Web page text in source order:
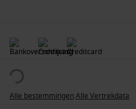
Alle bestemmingen.Alle Vertrekdata
© 2026 Alle rechten voorbehouden. Alle
auteursrechtelijk beschermd en mogen
Dreamlines is een